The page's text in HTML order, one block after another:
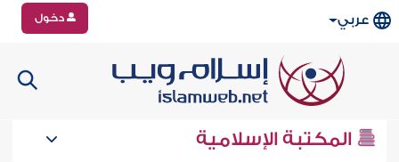
عربي دخول
المكتبة الإسلامية